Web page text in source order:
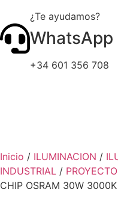
¿Te ayudamos?
WhatsApp
+34 601 356 708
Inicio / ILUMINACION /
INDUSTRIAL /
CHIP OSRAM 30W